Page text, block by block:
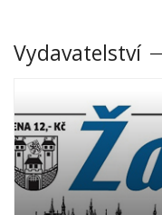
Vydavatelství